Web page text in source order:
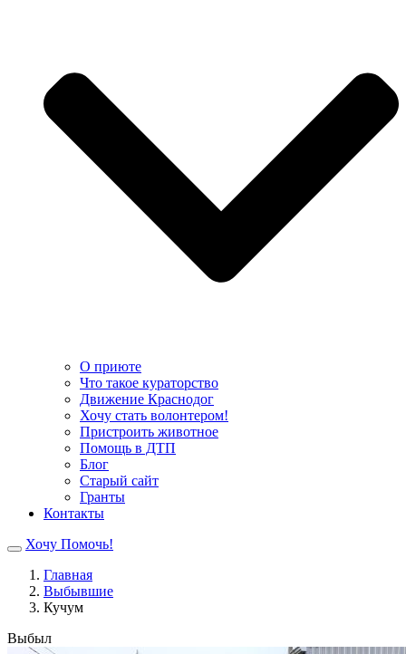
О приюте
Что такое кураторство
Движение Краснодог
Хочу стать волонтером!
Пристроить животное
Помощь в ДТП
Блог
Старый сайт
Гранты
Контакты
Хочу Помочь!
Главная
Выбывшие
Кучум
Выбыл